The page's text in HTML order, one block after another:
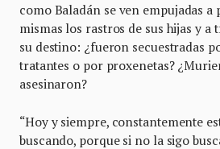
como Baladán se ven empujadas a
mismas los rastros de sus hijas y a
su destino: ¿fueron secuestradas
tratantes o por proxenetas?
asesinaron?
“Hoy y siempre, constantemente
buscando, porque si no la sigo